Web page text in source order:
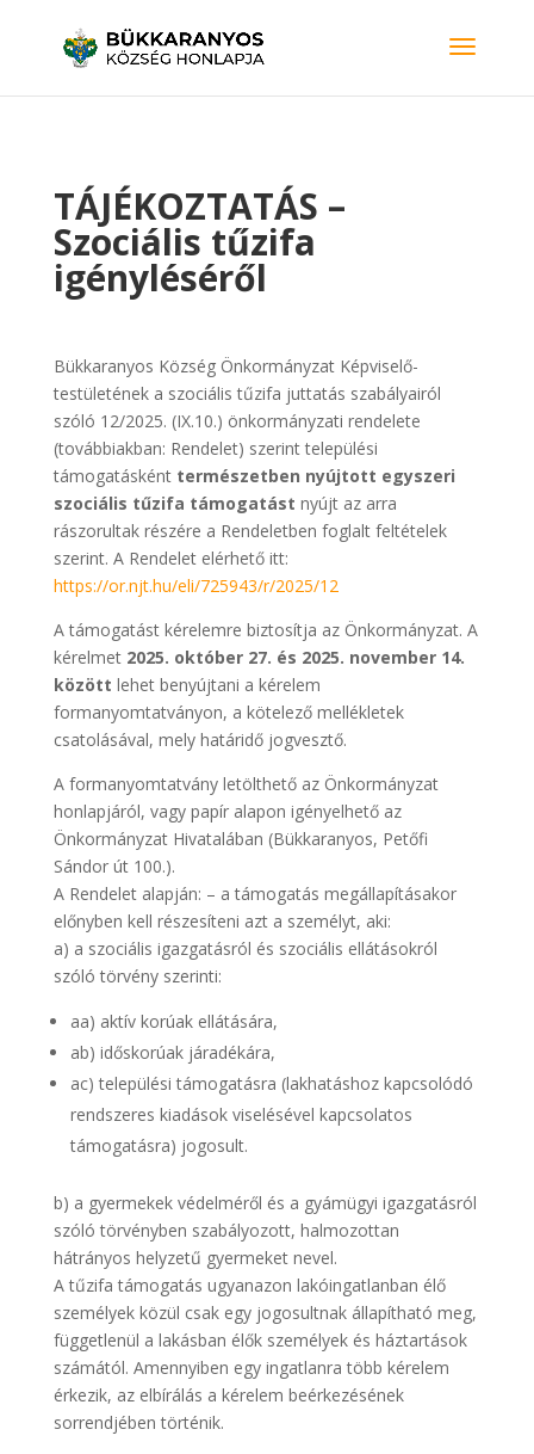
TÁJÉKOZTATÁS –
Szociális tűzifa
igényléséről
Bükkaranyos Község Önkormányzat Képviselő-
testületének a szociális tűzifa juttatás szabályairól
szóló 12/2025. (IX.10.) önkormányzati rendelete
(továbbiakban: Rendelet) szerint települési
támogatáskénttermészetben nyújtott egyszeri
szociális tűzifa támogatást nyújt az arra
rászorultak részére a Rendeletben foglalt feltételek
szerint. A Rendelet elérhető itt:
https://or.njt.hu/eli/725943/r/2025/12
A támogatást kérelemre biztosítja az Önkormányzat. A
kérelmet2025. október 27. és 2025. november 14.
között lehet benyújtani a kérelem
formanyomtatványon, a kötelező mellékletek
csatolásával, mely határidő jogvesztő.
A formanyomtatvány letölthető az Önkormányzat
honlapjáról, vagy papír alapon igényelhető az
Önkormányzat Hivatalában (Bükkaranyos, Petőfi
Sándor út 100.).
A Rendelet alapján: – a támogatás megállapításakor
előnyben kell részesíteni azt a személyt, aki:
a) a szociális igazgatásról és szociális ellátásokról
szóló törvény szerinti:
aa) aktív korúak ellátására,
ab) időskorúak járadékára,
ac) települési támogatásra (lakhatáshoz kapcsolódó
rendszeres kiadások viselésével kapcsolatos
támogatásra) jogosult.
b) a gyermekek védelméről és a gyámügyi igazgatásról
szóló törvényben szabályozott, halmozottan
hátrányos helyzetű gyermeket nevel.
A tűzifa támogatás ugyanazon lakóingatlanban élő
személyek közül csak egy jogosultnak állapítható meg,
függetlenül a lakásban élők személyek és háztartások
számától. Amennyiben egy ingatlanra több kérelem
érkezik, az elbírálás a kérelem beérkezésének
sorrendjében történik.